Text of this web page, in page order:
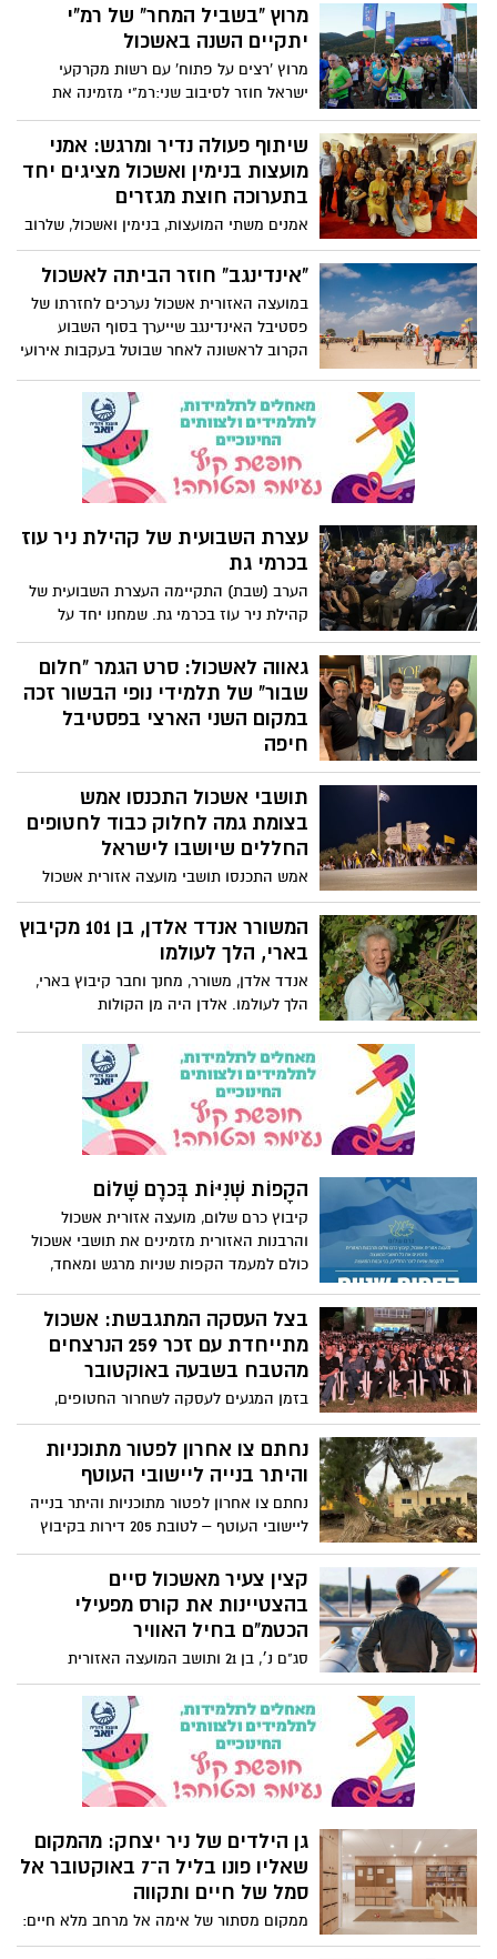
מרוץ "בשביל המחר" של רמ"י
יתקיים השנה באשכול
מרוץ 'רצים על פתוח' עם רשות מקרקעי
ישראל חוזר לסיבוב שני:רמ"י מזמינה את
הציבור להשתתף במרוץ "רצים על פתוח –
מרוץ בשביל המחר" שיתקיים השנה בשטחי
המועצה האזורית אשכול מטרת המרוץ
,המתקיים בפעם השנייה ברציפות, להעלות
את המודעות לשמירה על השטחים הפתוחים,
הטבע והסביבה ולהנגישם לציבור. המרוץ
יתקיים במרחבי הטבע המדהימים של
המועצה האזורית אשכול בצפון הנגב.
19.12.2025 (נר שישי של חנוכה) הזנקה
ממתחם חניון רעים החל משעה 8:00 המרוץ
יכלול מגוון מקצים – 21.1 ק"מ |10 ק"מ | 5 ק"מ
שיתוף פעולה נדיר ומרגש: אמני
מועצות בנימין ואשכול מציגים יחד
בתערוכה חוצת מגזרים
אמנים משתי המועצות, בנימין ואשכול, שלרוב
נמצאות בעולמות שונים של מרחק, מציאות
ואידיאולוגיה התאחדו לתערוכת "אדמה",
שנולדה מתוך מפגשי עומק של יצירה, ריפוי
וחיבור מאז אירועי השבעה באוקטובר.
התערוכה מציגה עבודות שנוצרו מתוך כאב
לגשר על פערים ולחבר בין קהילות.
"אינדינגב" חוזר הביתה לאשכול
במועצה האזורית אשכול נערכים לחזרתו של
פסטיבל האינדינגב שייערך בסוף השבוע
הקרוב לראשונה לאחר שבוטל בעקבות אירועי
עצרת השבועית של קהילת ניר עוז
בכרמי גת
הערב (שבת) התקיימה העצרת השבועית של
קהילת ניר עוז בכרמי גת. שמחנו יחד על
שובם של יקירינו, של איתן, מתן, דוד ואריאל
ששבו למשפחותיהם אחרי מעל לשנתיים,
ולצד זאת, המשכנו בקריאתנו להשבת כלל
החטופים - עד האחרון שבהם. אתמול בלילה,
אליהו מרגלית, צ׳רצ׳יל שלנו, הושב ארצה
לקבורה ראויה בקיבוץ אותו כל כך אהב.
והיום, כאשר ארבעה מיקירינו שנחטפו
מקיבוץ ניר עוז, וארבעה עשר אזרחים וחיילים
נוספים שנחטפו עדיין מוחזקים בשבי, קראנו
יחד בקריאה ברורה - המאבק לא תם עד
להשבת החטוף האחרון.
גאווה לאשכול: סרט הגמר "חלום
שבור" של תלמידי נופי הבשור זכה
במקום השני הארצי בפסטיבל
חיפה
סרט הגמר ״חלום שבור” שיצרו בוגרי שכבת
י”ב מבית הספר נופי הבשור, זכה במקום
השני הארצי בקטגוריית הסרט העלילתי
בתחרות בין בתי הספר בפסטיבל הסרטים
תושבי אשכול התכנסו אמש
בצומת גמה לחלוק כבוד לחטופים
החללים שיושבו לישראל
אמש התכנסו תושבי מועצה אזורית אשכול
בצומת גמה כדי לחלוק כבוד לחטופים
החללים שיושבו לישראל ועתידים לעבור
בדרכם חזרה דרך האזור.
המשורר אנדד אלדן, בן 101 מקיבוץ
בארי, הלך לעולמו
אנדד אלדן, משורר, מחנך וחבר קיבוץ בארי,
הלך לעולמו. אלדן היה מן הקולות
המשמעותיים והבולטים בשירה הקיבוצית,
ופרסם במהלך חייו חמישה־עשר ספרי שירה.
על יצירתו זכה בפרס ראש הממשלה, ובשנת
2024 נמנה עם הזוכים בפרס אקו"ם בתחום
הספרות והשירה. הפרס הוענק לו כהוקרה על
עושרה של יצירתו ועל תרומתו הייחודית
16:00 בבית העלמין בבארי.
הקָפוֹת שְׁנִיּוֹת בְּכרֶם שָׁלוֹם
קיבוץ כרם שלום, מועצה אזורית אשכול
והרבנות האזורית מזמינים את תושבי אשכול
כולם למעמד הקפות שניות מרגש ומאחד,
בצל העסקה המתגבשת: אשכול
מתייחדת עם זכר 259 הנרצחים
מהטבח בשבעה באוקטובר
בזמן המגעים לעסקה לשחרור החטופים,
התקיים אמש (ראשון) האירוע המרכזי של
המועצה האזורית אשכול, לציון שנה לטבח
הנורא שהתרחש בשבעה באוקטובר. במסגרת
באירועים הקשים וגילתה סולידריות וקריאה
נרגשת להשלמת פרטי העסקה ולהשבת כל
בהקדם.
נחתם צו אחרון לפטור מתוכניות
והיתר בנייה ליישובי העוטף
נחתם צו אחרון לפטור מתוכניות והיתר בנייה
ליישובי העוטף – לטובת 205 דירות בקיבוץ
ניר עוז, שחבריו עדיין מתגוררים בדיור זמני
בכרמי גת המועצה הארצית לתכנון ולבנייה,
בראשות הרב נתן אלנתן, החליטה להמליץ
לשר הפנים, לאשר פטור מתוכנית והיתר
להקמת מבני מגורים, מבני ציבור, חינוך,
קהילה, ספורט ותשתיות בקיבוץ ניר עוז.
קצין צעיר מאשכול סיים
בהצטיינות את קורס מפעילי
הכטמ"ם בחיל האוויר
סג"ם נ׳, בן 21 ותושב המועצה האזורית
אשכול, השתלב במערך ההגנה האווירית לאחר
הכשרה של שמונה חודשים באחד הקורסים
המבצעיים המתקדמים בצה"ל
גן הילדים של ניר יצחק: מהמקום
שאליו פונו בליל ה־7 באוקטובר אל
סמל של חיים ותקווה
ממקום מסתור של אימה אל מרחב מלא חיים:
עם פתיחת שנת הלימודים הבוקר (1/9), גן